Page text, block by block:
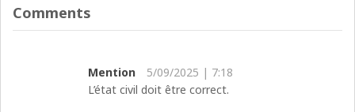
Comments
Mention
5/09/2025 | 7:18
L’état civil doit être correct.